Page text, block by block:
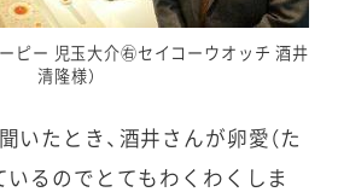
ピー 児玉大介㊨セイコーウオッチ 酒井
清隆様）
いたとき、酒井さんが卵愛（た
いるのでとてもわくわくしま